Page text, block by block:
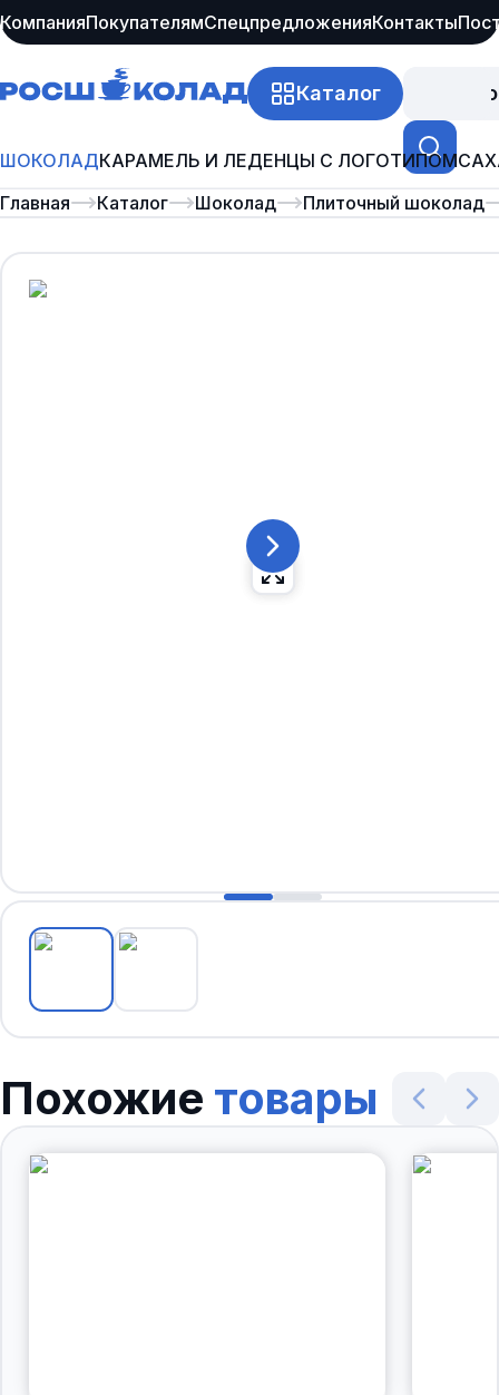
КомпанияПокупателямСпецпредложенияКонтакты
Каталог
ШОКОЛАДКАРАМЕЛЬ И ЛЕДЕНЦЫ С ЛОГОТИПОМ
Главная
Каталог Шоколад Плиточный шоколад
Похожие товары